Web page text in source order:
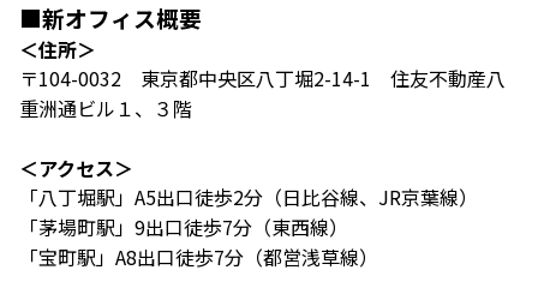
■新オフィス概要
＜住所＞
〒104-0032 東京都中央区八丁堀2-14-1 住友不動産八
重洲通ビル１、３階
＜アクセス＞
「八丁堀駅」A5出口徒歩2分（日比谷線、JR京葉線）
「茅場町駅」9出口徒歩7分（東西線）
「宝町駅」A8出口徒歩7分（都営浅草線）